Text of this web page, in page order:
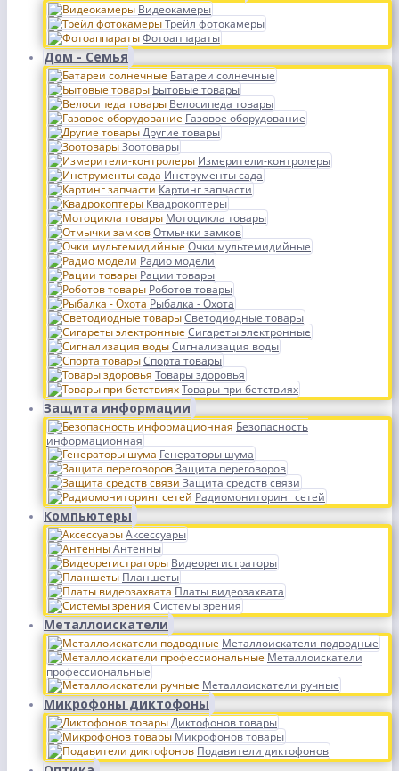
Видеокамеры
Трейл фотокамеры
Фотоаппараты
Дом - Семья
Батареи солнечные
Бытовые товары
Велосипеда товары
Газовое оборудование
Другие товары
Зоотовары
Измерители-контролеры
Инструменты сада
Картинг запчасти
Квадрокоптеры
Мотоцикла товары
Отмычки замков
Очки мультемидийные
Радио модели
Рации товары
Роботов товары
Рыбалка - Охота
Светодиодные товары
Сигареты электронные
Сигнализация воды
Спорта товары
Товары здоровья
Товары при бетствиях
Защита информации
Безопасность
информационная
Генераторы шума
Защита переговоров
Защита средств связи
Радиомониторинг сетей
Компьютеры
Аксессуары
Антенны
Видеорегистраторы
Планшеты
Платы видеозахвата
Системы зрения
Металлоискатели
Металлоискатели подводные
Металлоискатели
профессиональные
Металлоискатели ручные
Микрофоны диктофоны
Диктофонов товары
Микрофонов товары
Подавители диктофонов